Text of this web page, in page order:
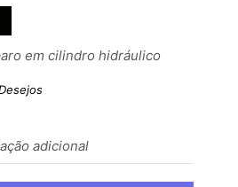
em cilindro hidráulico
adicional